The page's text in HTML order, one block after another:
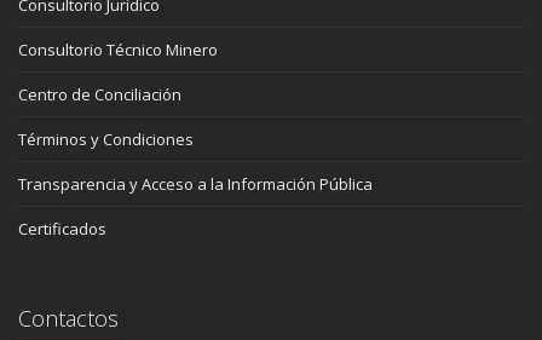
Consultorio Técnico Minero
Centro de Conciliación
Términos y Condiciones
Transparencia y Acceso a la Información Pública
Certificados
Contactos